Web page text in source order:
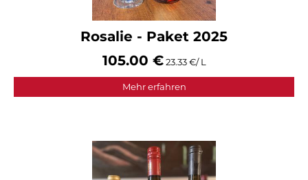
Rosalie - Paket 2025
105.00 € 23.33 €/ L
Mehr erfahren